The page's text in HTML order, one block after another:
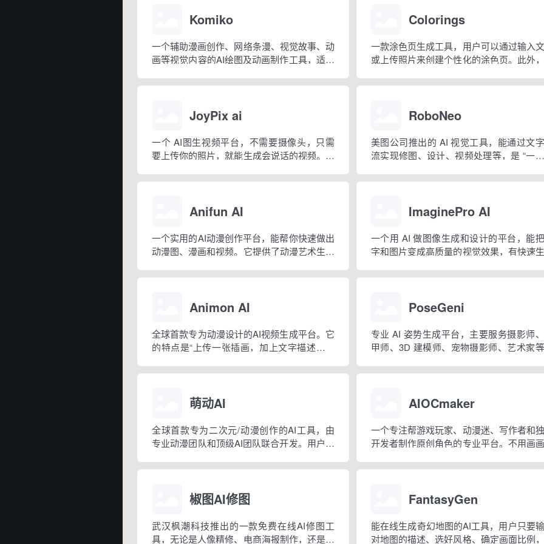
Komiko
一个辅助漫画创作、网络条漫、视觉故事、动
画等视觉内容的AI绘图及动画制作工具，适合
者，以及那些不具备专业绘画技能但想创作漫
Colorings
一款涂色页生成工具，用户可以通过输入
或上传照片来创建个性化的涂色页。此外
陀罗、节日等主题，适合各个年龄段的人
JoyPix ai
一个 AI图生视频平台，不需要摄像头，只需
要上传你的照片，就能生成会说话的视频。整
像、制作视频。
RoboNeo
美图公司推出的 AI 视觉工具，能通过文
流实现修图、设计、视频处理等，是 “一站
Anifun AI
一个实用的AI动漫创作平台，能帮你快速做出
动漫图、漫画和视频。它提供了动漫艺术生成
ImaginePro AI
一个用 AI 做图像生成和设计的平台，能
字和图片变成高质量的视觉效果，有快速
能，还有移除背景、给图像加文字等工具。
Animon AI
全球首款专为动漫设计的AI视频生成平台。它
的特点是“上传一张插画，加上文字描述，大
创作、做短片、画分镜或者做宣传视频这些场
PoseGeni
专业 AI 姿势生成平台，主要服务摄影师
甲师、3D 建模师、宠物摄影师、艺术家
帮各类创意项目找到合适的姿势参考。
萌动AI
全球首款专为二次元/动漫创作的AI工具，由
专业动漫团队和顶级AI团队联合开发。用户输
视频，支持多种风格选择。
AIOCmaker
一个专注帮游戏玩家、动漫迷、写作者和
开发者制作原创角色的专业平台。不用画
象。
椒图AI修图
武汉枫潮科技推出的一款免费在线AI修图工
具，无论是人像精修、电商海报制作，还是创
FantasyGen
能在线生成奇幻地图的AI工具，用户只要
对地图的描述、选好风格、确定画面比例